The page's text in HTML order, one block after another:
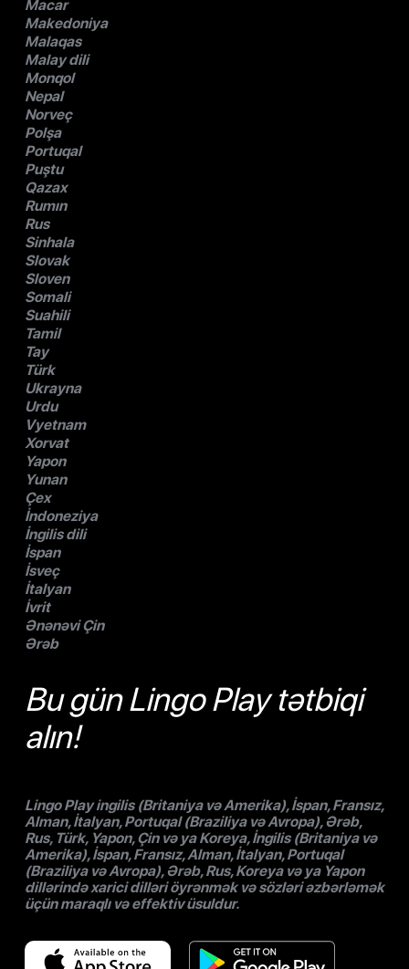
Macar
Makedoniya
Malaqas
Malay dili
Monqol
Nepal
Norveç
Polşa
Portuqal
Puştu
Qazax
Rumın
Rus
Sinhala
Slovak
Sloven
Somali
Suahili
Tamil
Tay
Türk
Ukrayna
Urdu
Vyetnam
Xorvat
Yapon
Yunan
Çex
İndoneziya
İngilis dili
İspan
İsveç
İtalyan
İvrit
Ənənəvi Çin
Ərəb
Bu gün Lingo Play tətbiqi
alın!
Lingo Play ingilis (Britaniya və Amerika), İspan, Fransız,
Alman, İtalyan, Portuqal (Braziliya və Avropa), Ərəb,
Rus, Türk, Yapon, Çin və ya Koreya, İngilis (Britaniya və
Amerika), İspan, Fransız, Alman, İtalyan, Portuqal
(Braziliya və Avropa), Ərəb, Rus, Koreya və ya Yapon
dillərində xarici dilləri öyrənmək və sözləri əzbərləmək
üçün maraqlı və effektiv üsuldur.